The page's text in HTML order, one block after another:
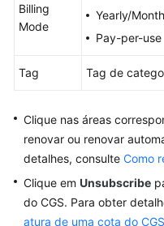
Instalação
e
configuração
Monitoramento
Gerenciamento
Billing
Mode
Yearly/
Pay-per-use
Tag Tag de
Clique nas áreas
renovar ou renovar
detalhes, consulte Como
Clique em Unsubscribe
do CGS. Para obter
atura de uma cota do